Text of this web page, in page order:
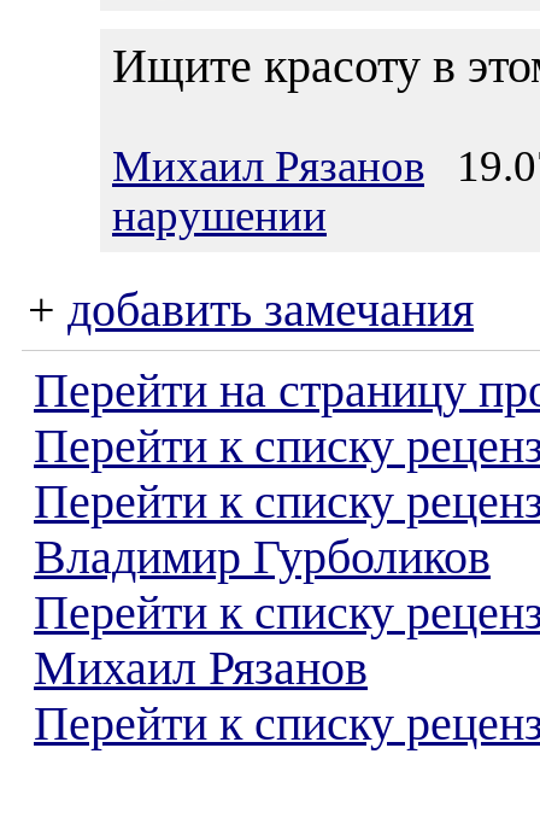
Ищите красоту в
Михаил Рязанов
нарушении
+ добавить замечания
Перейти на страницу
Перейти к списку
Перейти к списку
Владимир Гурболиков
Перейти к списку
Михаил Рязанов
Перейти к списку